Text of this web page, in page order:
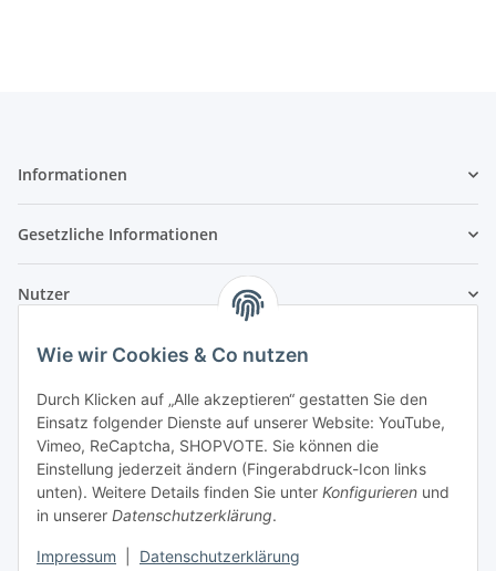
Wie wir Cookies & Co nutzen
Durch Klicken auf „Alle akzeptieren“ gestatten Sie den
Einsatz folgender Dienste auf unserer Website: YouTube,
Vimeo, ReCaptcha, SHOPVOTE. Sie können die
Einstellung jederzeit ändern (Fingerabdruck-Icon links
unten). Weitere Details finden Sie unter Konfigurieren und
in unserer Datenschutzerklärung.
Impressum Datenschutzerklärung
Informationen
Gesetzliche Informationen
Nutzer